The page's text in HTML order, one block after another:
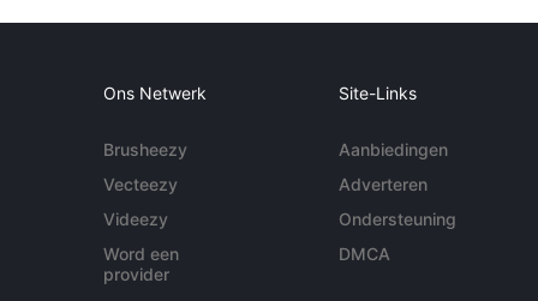
Ons Netwerk
Brusheezy
Vecteezy
Videezy
Word een
provider
Site-Links
Aanbiedingen
Adverteren
Ondersteuning
DMCA